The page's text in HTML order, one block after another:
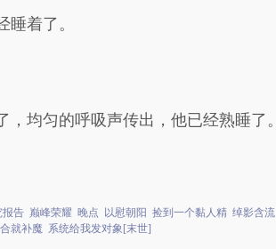
着了。
均匀的呼吸声传出，他已经熟睡了。
报告 巅峰荣耀 晚点 以慰朝阳 捡到一个黏人精 绰影含流
就补魔 系统给我发对象[末世]